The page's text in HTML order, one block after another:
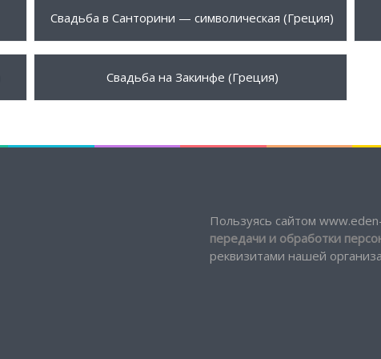
1500 € ПОДРОБНЕЕ
Свадьба в Санторини — символическая (Греция)
ПОДРОБНЕЕ
Свадьба на Закинфе (Греция)
Пользуясь сайтом
передачи и обработки
реквизитами нашей